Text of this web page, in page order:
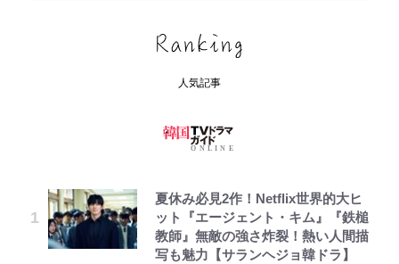
人気記事
夏休み必見2作！Netflix世界的大ヒ
ット『エージェント・キム』『鉄槌
教師』無敵の強さ炸裂！熱い人間描
写も魅力【サランヘジョ韓ドラ】